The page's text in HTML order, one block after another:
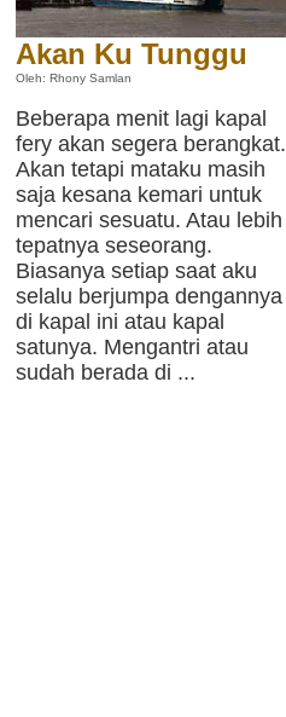
Akan Ku Tunggu
Oleh: Rhony Samlan
Beberapa menit lagi kapal
fery akan segera berangkat.
Akan tetapi mataku masih
saja kesana kemari untuk
mencari sesuatu. Atau lebih
tepatnya seseorang.
Biasanya setiap saat aku
selalu berjumpa dengannya
di kapal ini atau kapal
satunya. Mengantri atau
sudah berada di ...